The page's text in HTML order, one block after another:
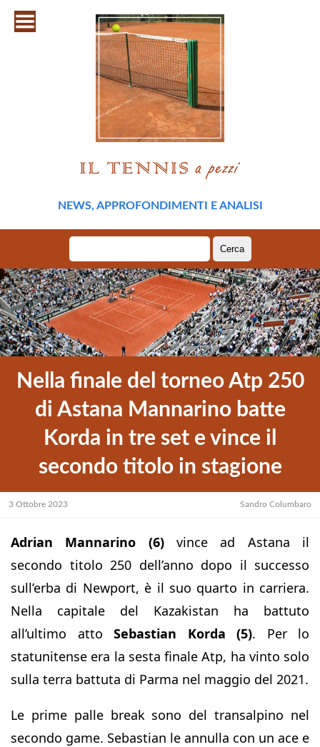
NEWS, APPROFONDIMENTI E ANALISI
per:
Nella finale del torneo Atp 250
di Astana Mannarino batte
Korda in tre set e vince il
secondo titolo in stagione
3 Ottobre 2023 Sandro Columbaro
Adrian Mannarino (6)vince ad Astana il
secondo titolo 250 dell’anno dopo il successo
sull’erba di Newport, è il suo quarto in carriera.
Nella capitale del Kazakistan ha battuto
all’ultimo atto Sebastian Korda (5). Per lo
statunitense era la sesta finale Atp, ha vinto solo
sulla terra battuta di Parma nel maggio del 2021.
Le prime palle break sono del transalpino nel
secondo game. Sebastian le annulla con un ace e